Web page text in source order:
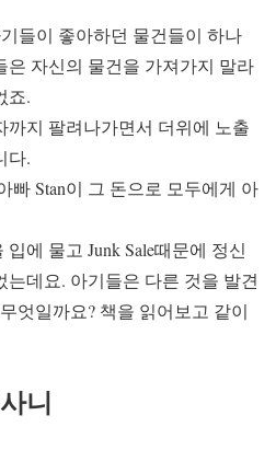
들이 좋아하던 물건들이 하나
은 자신의 물건을 가져가지 말라
죠.
까지 팔려나가면서 더위에 노출
다.
빠 Stan이 그 돈으로 모두에게 아
에 물고 Junk Sale때문에 정신
데요. 아기들은 다른 것을 발견
엇일까요? 책을 읽어보고 같이
니